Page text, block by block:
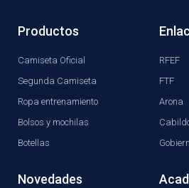
Productos
Camiseta Oficial
Segunda Camiseta
Ropa entrenamiento
Bolsos y mochilas
Botellas
RFEF
FTF
Arona
Novedades